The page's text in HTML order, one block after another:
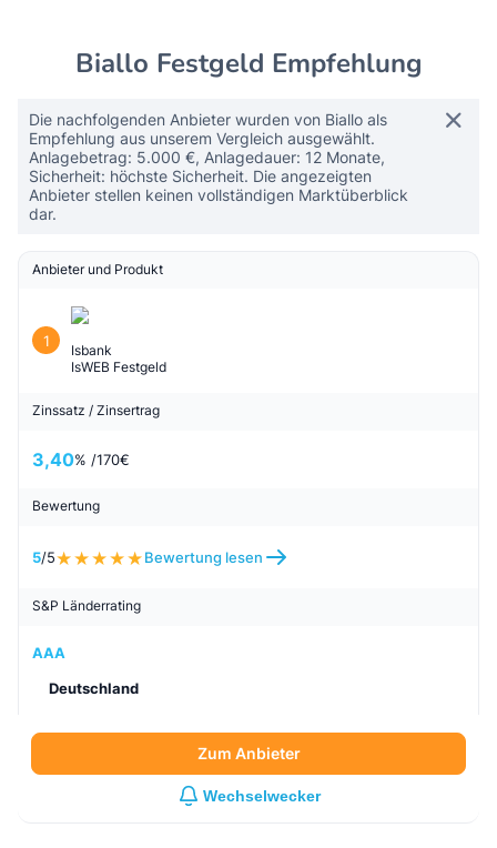
Biallo Festgeld Empfehlung
Die nachfolgenden Anbieter wurden von Biallo als
Empfehlung aus unserem Vergleich ausgewählt.
Anlagebetrag: 5.000 €, Anlagedauer: 12 Monate,
Sicherheit: höchste Sicherheit. Die angezeigten
Anbieter stellen keinen vollständigen Marktüberblick
dar.
Anbieter und Produkt
1
Isbank
IsWEB Festgeld
Zinssatz / Zinsertrag
3,40% /170€
Bewertung
5/5 Bewertung lesen
S&P Länderrating
AAA
Deutschland
Zum Anbieter
Wechselwecker